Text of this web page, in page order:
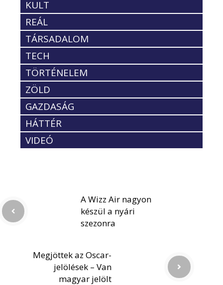
KULT
REÁL
TÁRSADALOM
TECH
TÖRTÉNELEM
ZÖLD
GAZDASÁG
HÁTTÉR
VIDEÓ
A Wizz Air nagyon
készül a nyári
szezonra
Megjöttek az Oscar-
jelölések – Van
magyar jelölt